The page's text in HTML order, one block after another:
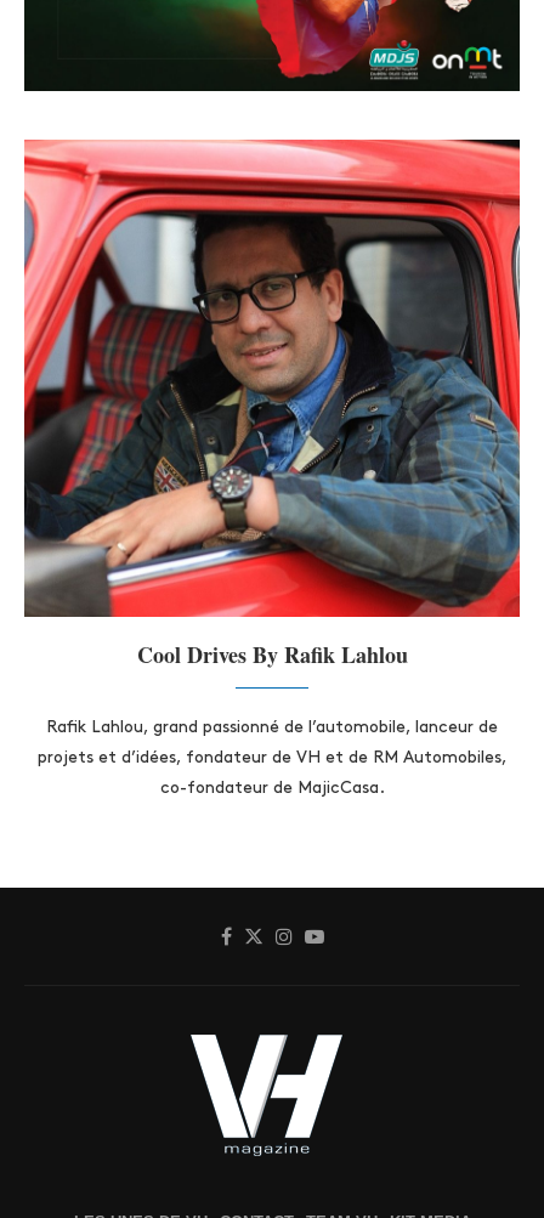
Cool Drives By Rafik Lahlou
Rafik Lahlou, grand passionné de l’automobile, lanceur de
projets et d’idées, fondateur de VH et de RM Automobiles,
co-fondateur de MajicCasa.